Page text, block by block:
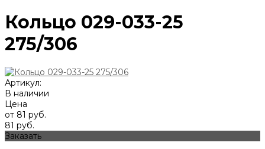
Кольцо 029-033-25
275/306
Артикул:
В наличии
Цена
от 81 руб.
81 руб.
Заказать